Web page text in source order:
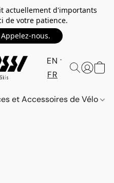
actuellement d'importants
de votre patience.
nous.
EN
FR
et Accessoires de Vélo